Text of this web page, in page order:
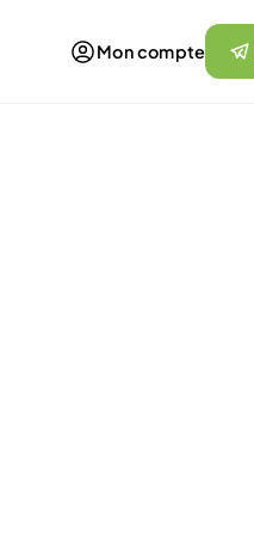
Mon compte